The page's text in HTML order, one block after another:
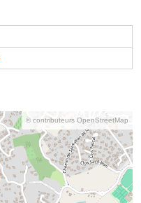
© contributeurs OpenStreetMap